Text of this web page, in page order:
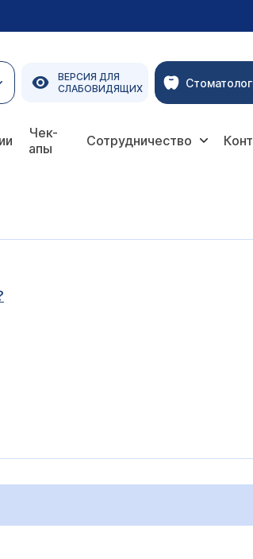
ВЕРСИЯ ДЛЯ
СЛАБОВИДЯЩИХ
Чек-
апы
Сотрудничество